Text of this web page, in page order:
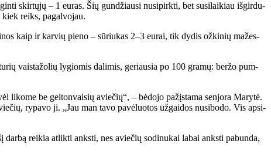
skir­tų­jų – 1 eu­ras. Šių gun­džiau­si nu­si­pirk­ti, bet su­si­lai­kiau iš­gir­du­
reiks, pa­gal­vo­jau.
kaip ir kar­vių pie­no – sū­riu­kas 2–3 eu­rai, tik dy­dis ož­ki­nių ma­žes­
vais­ta­žo­lių ly­gio­mis da­li­mis, ge­riau­sia po 100 gra­mų: ber­žo pum­
li­ko­me be gel­ton­vai­sių avie­čių“, – bė­do­jo pa­žįs­ta­ma sen­jo­ra Ma­ry­tė.
ry­pa­vo ji. „Jau man ta­vo pa­vė­luo­tos už­gai­dos nu­si­bo­do. Vis ap­si­
rei­kia at­lik­ti anks­ti, nes avie­čių so­di­nu­kai la­bai anks­ti pa­bun­da,